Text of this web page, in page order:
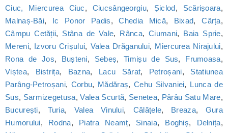
Ciuc, Miercurea Ciuc, Ciucsângeorgiu, Șiclod, Scărișoara,
Malnaș-Băi, Ic Ponor Padis,Chedia Mică, Bixad,Cârța,
Câmpu Cetății, Stâna de Vale, Rânca,Ciumani, Baia Sprie,
Mereni, Izvoru Crișului, Valea Drăganului, Miercurea Nirajului,
Rona de Jos, Bușteni, Sebeș, Timișu de Sus, Frumoasa,
Viștea, Bistrița, Bazna, Lacu Sărat, Petroșani, Statiunea
Parâng-Petroșani, Corbu, Mădăraș, Cehu Silvaniei, Lunca de
Sus, Sarmizegetusa,Valea Scurtă, Senetea, Pârâu Satu Mare,
București, Turia, Valea Vinului, Călățele, Breaza, Gura
Humorului, Rodna, Piatra Neamț, Sinaia, Boghiș, Delnița,